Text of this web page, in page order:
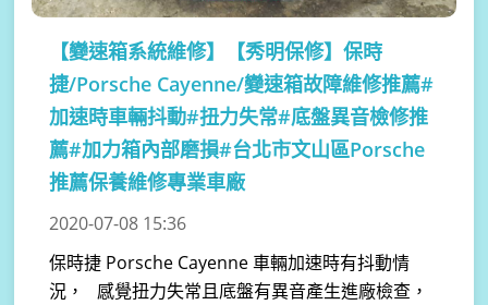
【變速箱系統維修】
【秀明保修】保時
捷/Porsche Cayenne/變速箱故障維修推薦#
加速時車輛抖動#扭力失常#底盤異音檢修推
薦#加力箱內部磨損#台北市文山區Porsche
推薦保養維修專業車廠
2020-07-08 15:36
保時捷 Porsche Cayenne 車輛加速時有抖動情
況， 感覺扭力失常且底盤有異音產生進廠檢查，